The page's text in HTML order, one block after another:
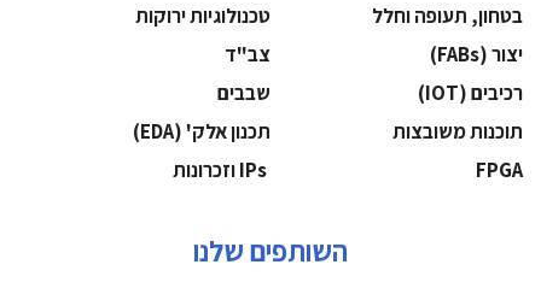
בטחון, תעופה וחלל
‫טכנולוגיות ירוקות‬
‫יצור (‪(FABs‬‬
‫צב"ד‬
‫רכיבים‬ (IOT)
‫שבבים‬
‫תוכנות משובצות‬
‫תכנון אלק' (‪(EDA‬‬
‫‪FPGA‬‬
השותפים שלנו